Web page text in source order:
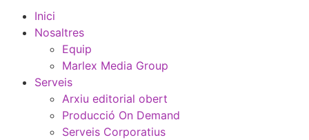
Inici
Nosaltres
Equip
Marlex Media Group
Serveis
Arxiu editorial obert
Producció On Demand
Serveis Corporatius